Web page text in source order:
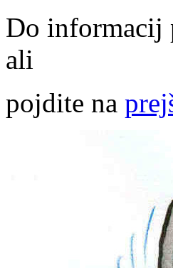
Do informacij
ali
pojdite na